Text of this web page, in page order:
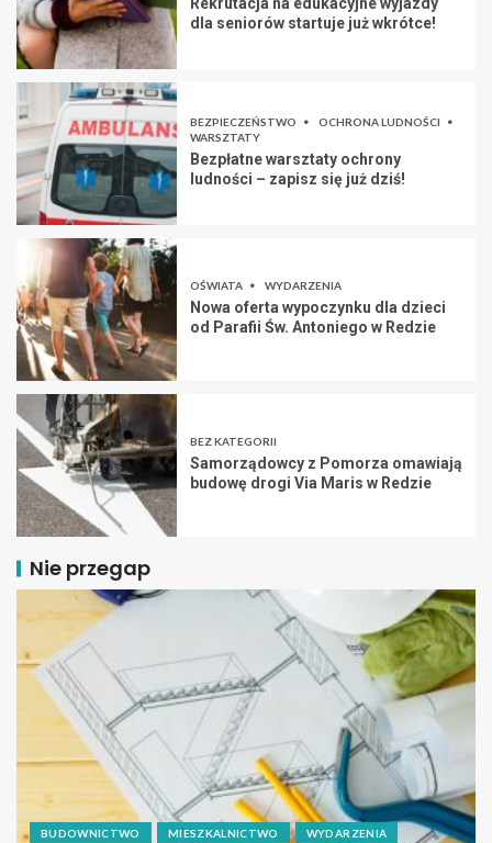
dla seniorów startuje już wkrótce!
BEZPIECZEŃSTWO
OCHRONA LUDNOŚCI
WARSZTATY
Bezpłatne warsztaty ochrony
ludności – zapisz się już dziś!
OŚWIATA WYDARZENIA
Nowa oferta wypoczynku dla dzieci
od Parafii Św. Antoniego w Redzie
BEZ KATEGORII
Samorządowcy z Pomorza omawiają
budowę drogi Via Maris w Redzie
Nie przegap
BUDOWNICTWO MIESZKALNICTWO WYDARZENIA